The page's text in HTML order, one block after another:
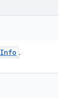
Info .